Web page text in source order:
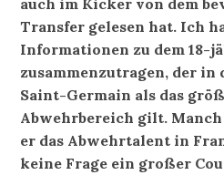
Transfer gelesen hat. Ich
Informationen zu dem 18-
zusammenzutragen, der in
Saint-Germain als das
Abwehrbereich gilt. Manch
er das Abwehrtalent in
keine Frage ein großer